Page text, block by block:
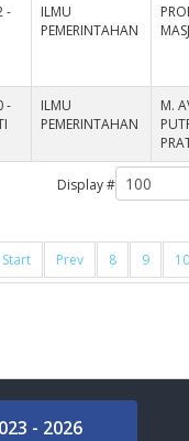
Display #
Start Prev 8 9
-
ILMU
PEMERINTAHAN
-
ILMU
PEMERINTAHAN
M.
- 2026